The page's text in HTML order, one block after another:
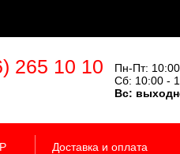
265 10 10
Пн-Пт:
Сб: 10:00 -
Вс:
Доставка и оплата